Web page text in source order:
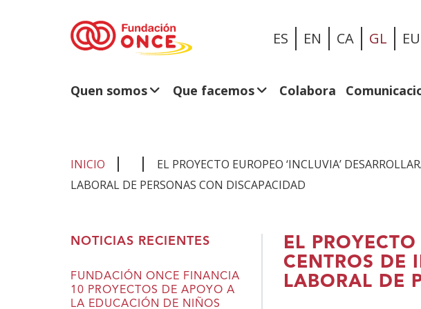
ES EN CA GL EU
Quen somos Que facemos Colabora
INICIO
EL PROYECTO EUROPEO ‘INCLUVIA’
LABORAL DE PERSONAS CON DISCAPACIDAD
EL
CENTROS DE
LABORAL DE
NOTICIAS RECIENTES
FUNDACIÓN ONCE FINANCIA
10 PROYECTOS DE APOYO A
LA EDUCACIÓN DE NIÑOS